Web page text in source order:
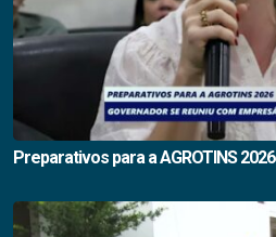
Preparativos para a AGROTINS 2026